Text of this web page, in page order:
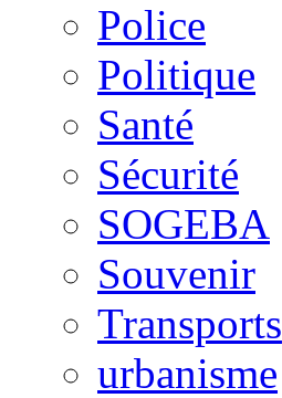
Police
Politique
Santé
Sécurité
SOGEBA
Souvenir
Transports
urbanisme